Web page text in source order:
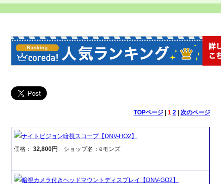
TOPページ| 1 2| 次のページ
ナイトビジョン暗視スコープ【DNV-HO2】
価格：32,800円 ショップ名：eモンズ
暗視カメラ付きヘッドマウントディスプレイ【DNV-GO2】